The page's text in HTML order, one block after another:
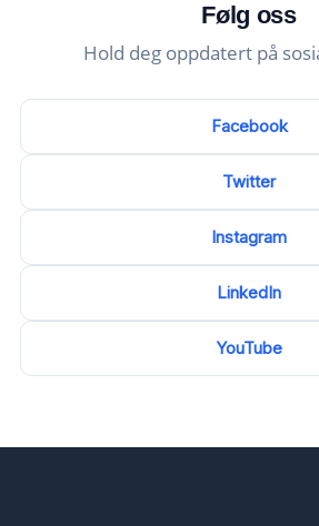
Følg oss
Hold deg oppdatert på
Facebook
Twitter
Instagram
LinkedIn
YouTube